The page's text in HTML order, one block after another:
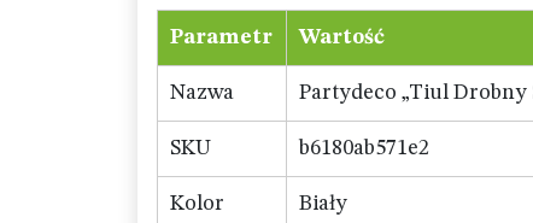
Parametr Wartość
Nazwa Partydeco „Tiul Drobny
SKU b6180ab571e2
Kolor Biały